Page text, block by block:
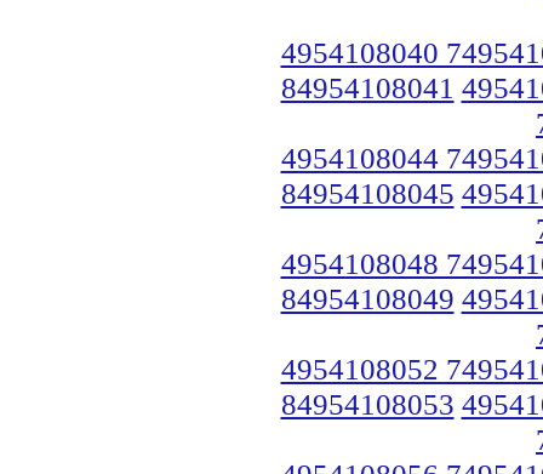
4954108040
84954108041
4954108044
84954108045
4954108048
84954108049
4954108052
84954108053